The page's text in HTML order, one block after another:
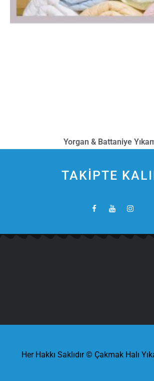
Yorgan & Battaniye
TAKİPTE
Her Hakkı Saklıdır © Çakmak Halı